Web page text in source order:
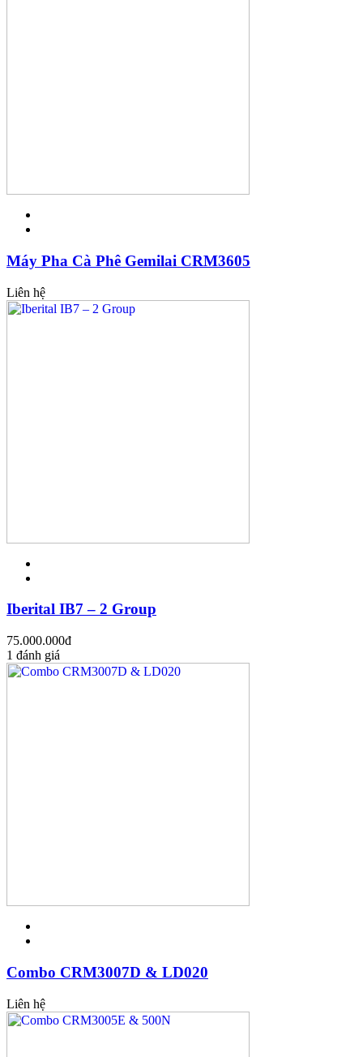
Máy Pha Cà Phê Gemilai CRM3605
Liên hệ
Iberital IB7 – 2 Group
75.000.000đ
1 đánh giá
Combo CRM3007D & LD020
Liên hệ